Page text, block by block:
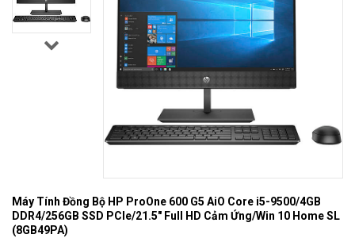
Máy Tính Đồng Bộ HP ProOne 600 G5 AiO Core i5-9500/4GB
DDR4/256GB SSD PCIe/21.5" Full HD Cảm Ứng/Win 10 Home SL
(8GB49PA)